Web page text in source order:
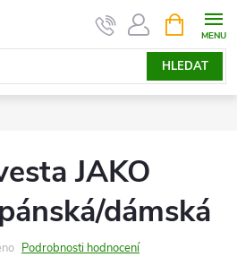
HLEDAT
NÁKUPNÍ
KOŠÍK
JAKO
dámská
Podrobnosti hodnocení